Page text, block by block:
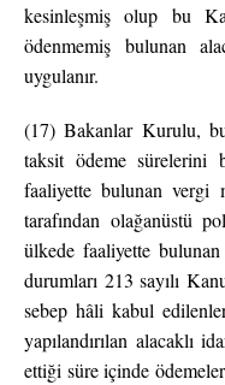
kesinleşmiş olup bu
ödenmemiş bulunan
uygulanır.
(17) Bakanlar Kurulu,
taksit ödeme sürelerini
faaliyette bulunan vergi
tarafından olağanüstü
ülkede faaliyette
durumları 213 sayılı
sebep hâli kabul
yapılandırılan alacaklı
ettiği süre içinde